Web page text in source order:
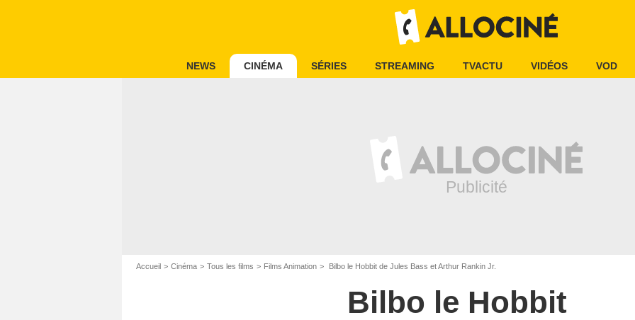
NEWS CINÉMA SÉRIES STREAMING TVACTU VIDÉOS VOD
Accueil Cinéma Tous les films Films Animation Bilbo le Hobbit de Jules Bass et Arthur Rankin Jr.
Bilbo le Hobbit